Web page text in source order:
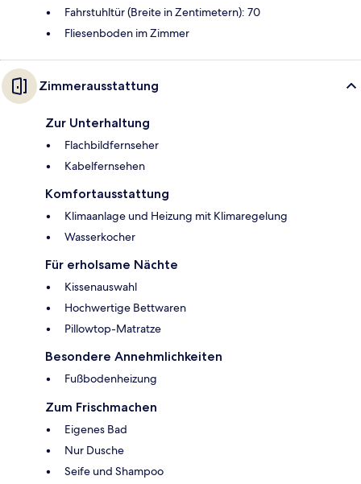
Fahrstuhltür (Breite in Zentimetern): 70
Fliesenboden im Zimmer
Zimmerausstattung
Zur Unterhaltung
Flachbildfernseher
Kabelfernsehen
Komfortausstattung
Klimaanlage und Heizung mit Klimaregelung
Wasserkocher
Für erholsame Nächte
Kissenauswahl
Hochwertige Bettwaren
Pillowtop-Matratze
Besondere Annehmlichkeiten
Fußbodenheizung
Zum Frischmachen
Eigenes Bad
Nur Dusche
Seife und Shampoo